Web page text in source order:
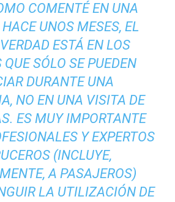
COMENTÉ EN UNA
UNOS MESES, EL
ESTÁ EN LOS
SÓLO SE PUEDEN
DURANTE UNA
, NO EN UNA VISITA DE
ES MUY IMPORTANTE
Y EXPERTOS
(INCLUYE,
A PASAJEROS)
LA UTILIZACIÓN DE